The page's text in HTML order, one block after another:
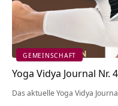
GEMEINSCHAFT
Yoga Vidya Journal Nr.
Das aktuelle Yoga Vidya